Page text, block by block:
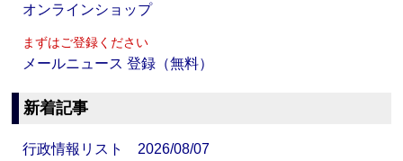
オンラインショップ
まずはご登録ください
メールニュース 登録（無料）
新着記事
行政情報リスト 2026/08/07